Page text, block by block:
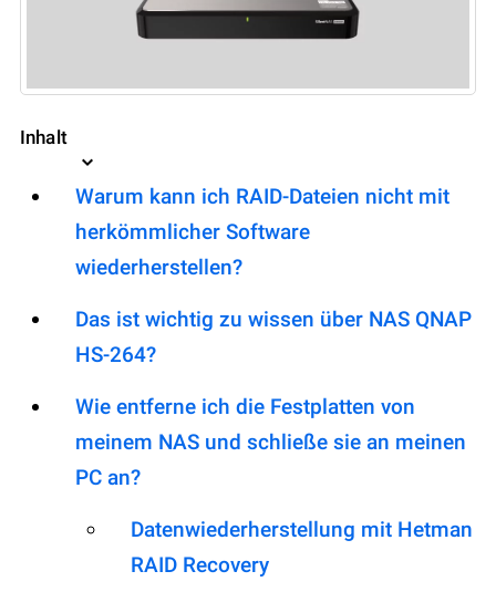
Inhalt
Warum kann ich RAID-Dateien nicht mit
herkömmlicher Software
wiederherstellen?
Das ist wichtig zu wissen über NAS QNAP
HS-264?
Wie entferne ich die Festplatten von
meinem NAS und schließe sie an meinen
PC an?
Datenwiederherstellung mit Hetman
RAID Recovery